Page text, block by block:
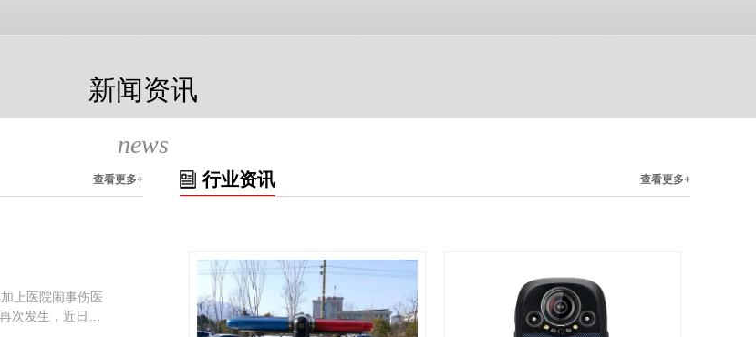
新闻资讯
news
查看更多+
上医院闹事伤医
次发生，近日，
行业资讯 查看更多+